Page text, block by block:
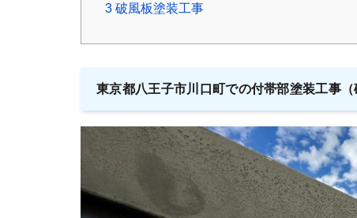
3 破風板塗装工事
東京都八王子市川口町での付帯部塗装工事